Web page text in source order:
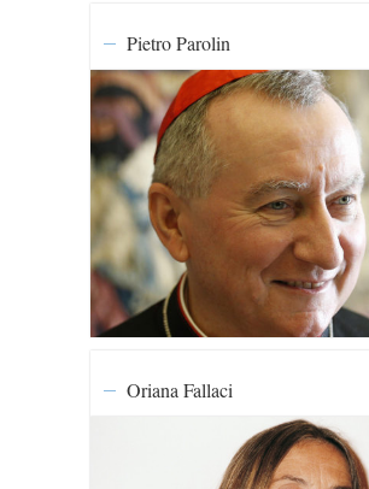
Pietro Parolin
Oriana Fallaci